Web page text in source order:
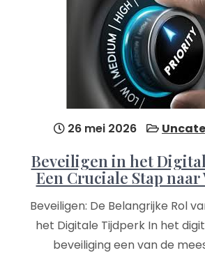
26 mei 2026
Beveiligen in het
Een Cruciale Stap
Beveiligen: De Belangrijke Rol
het Digitale Tijdperk In het
beveiliging een van de